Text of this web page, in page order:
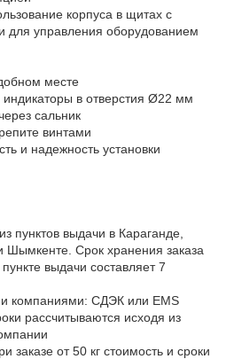
корпуса в щитах с
для управления оборудованием
месте
индикаторы в отверстия Ø22 мм
сальник
винтами
и надежность установки
пунктов выдачи в Караганде,
Шымкенте. Срок хранения заказа
выдачи составляет 7
компаниями: СДЭК или EMS
рассчитываются исходя из
заказе от 50 кг стоимость и сроки